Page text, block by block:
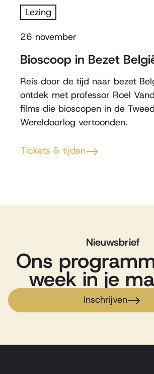
Lezing
26 november
Bioscoop in Bezet
Reis door de tijd naar bezet
ontdek met professor Roel
films die bioscopen in de
Wereldoorlog vertoonden.
Tickets & tijden
Nieuwsbrief
Ons
week in je
Inschrijven